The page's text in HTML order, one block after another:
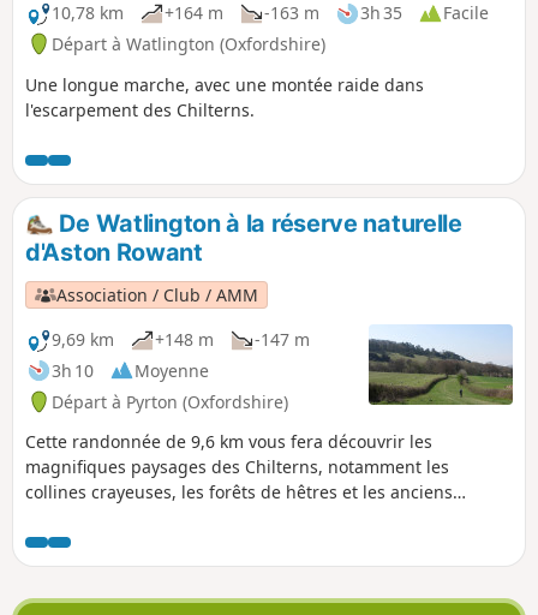
10,78 km
+164 m -163 m 3h 35
Facile
Départ à Watlington (Oxfordshire)
Une longue marche, avec une montée raide dans
l'escarpement des Chilterns.
De Watlington à la réserve naturelle
d'Aston Rowant
Association / Club / AMM
9,69 km
+148 m
-147 m
3h 10
Moyenne
Départ à Pyrton (Oxfordshire)
Cette randonnée de 9,6 km vous fera découvrir les
magnifiques paysages des Chilterns, notamment les
collines crayeuses, les forêts de hêtres et les anciens
longe la réserve naturelle nationale d'Aston Rowant,
perchée au sommet de la colline, qui offre une vue
imprenable sur la vallée de l'Oxfordshire. La ville historique